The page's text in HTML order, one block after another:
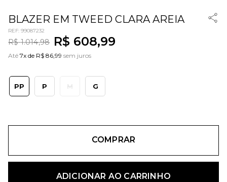
BLAZER EM TWEED CLARA AREIA
REF: 99087232
R$ 1.014,98 R$ 608,99
Até 7x de R$ 86,99 sem juros
PP P M G
COMPRAR
ADICIONAR AO CARRINHO